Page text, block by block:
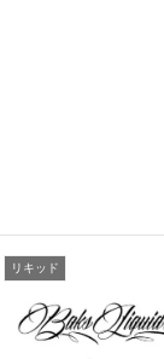
リキッド